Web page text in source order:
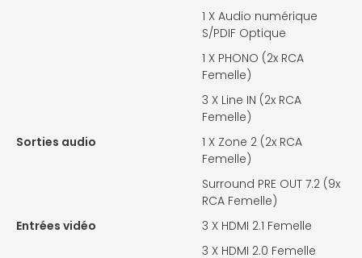
1 X Audio numérique
S/PDIF Optique
1 X PHONO (2x RCA
Femelle)
3 X Line IN (2x RCA
Femelle)
Sorties audio
1 X Zone 2 (2x RCA
Femelle)
Surround PRE OUT 7.2 (9x
RCA Femelle)
Entrées vidéo
3 X HDMI 2.1 Femelle
3 X HDMI 2.0 Femelle